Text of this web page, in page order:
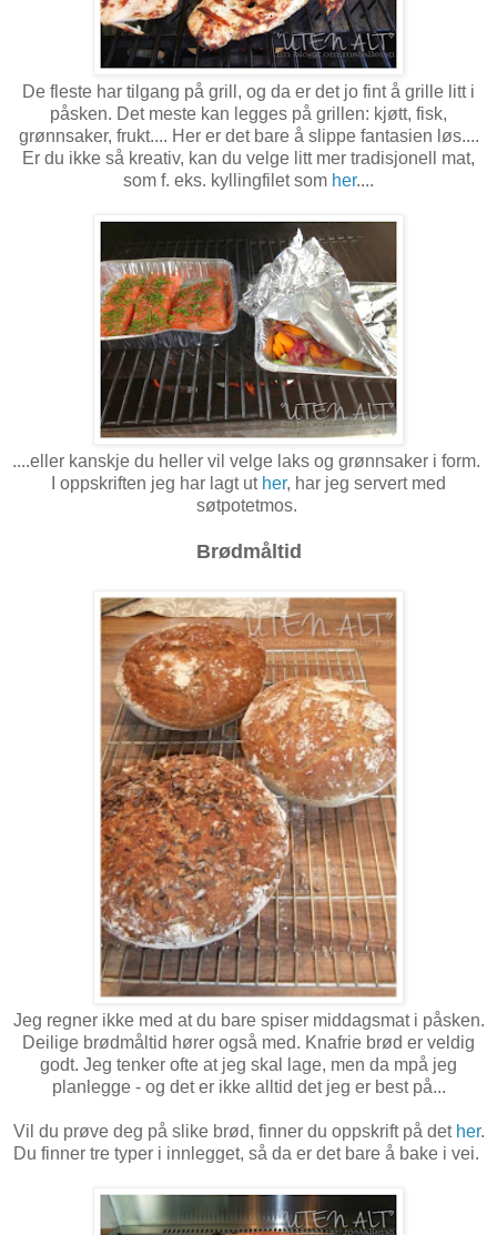
De fleste har tilgang på grill, og da er det jo fint å grille litt i
påsken. Det meste kan legges på grillen: kjøtt, fisk,
grønnsaker, frukt.... Her er det bare å slippe fantasien løs....
Er du ikke så kreativ, kan du velge litt mer tradisjonell mat,
som f. eks. kyllingfilet som her....
....eller kanskje du heller vil velge laks og grønnsaker i form.
I oppskriften jeg har lagt ut her, har jeg servert med
søtpotetmos.
Brødmåltid
Jeg regner ikke med at du bare spiser middagsmat i påsken.
Deilige brødmåltid hører også med. Knafrie brød er veldig
godt. Jeg tenker ofte at jeg skal lage, men da mpå jeg
planlegge - og det er ikke alltid det jeg er best på...
Vil du prøve deg på slike brød, finner du oppskrift på det her.
Du finner tre typer i innlegget, så da er det bare å bake i vei.